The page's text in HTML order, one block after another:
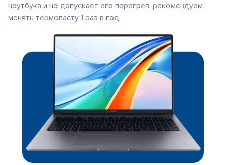
ноутбука и не допускает его перегрев, рекомендуем
менять термопасту 1 раз в год